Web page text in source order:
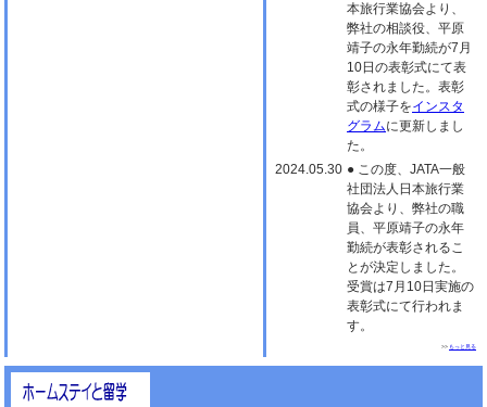
本旅行業協会より、
弊社の相談役、平原
靖子の永年勤続が7月
10日の表彰式にて表
彰されました。表彰
式の様子をインスタ
グラムに更新しまし
た。
2024.05.30 ● この度、JATA一般
社団法人日本旅行業
協会より、弊社の職
員、平原靖子の永年
勤続が表彰されるこ
とが決定しました。
受賞は7月10日実施の
表彰式にて行われま
す。
>> もっと見る